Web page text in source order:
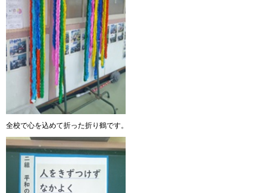
全校で心を込めて折った折り鶴です。